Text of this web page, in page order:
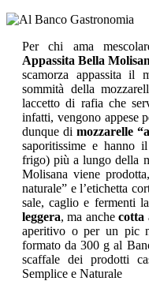
Per chi ama
Appassita Bella
scamorza appassita il
sommità della
laccetto di rafia che
infatti, vengono appese
dunque dimozzarelle
saporitissime e hanno
frigo) più a lungo della
Molisana viene
naturale” e l’etichetta
sale, caglio e fermenti
leggera, ma anchecotta
aperitivo o per un pic
formato da 300 g al
scaffale dei prodotti
Semplice e Naturale